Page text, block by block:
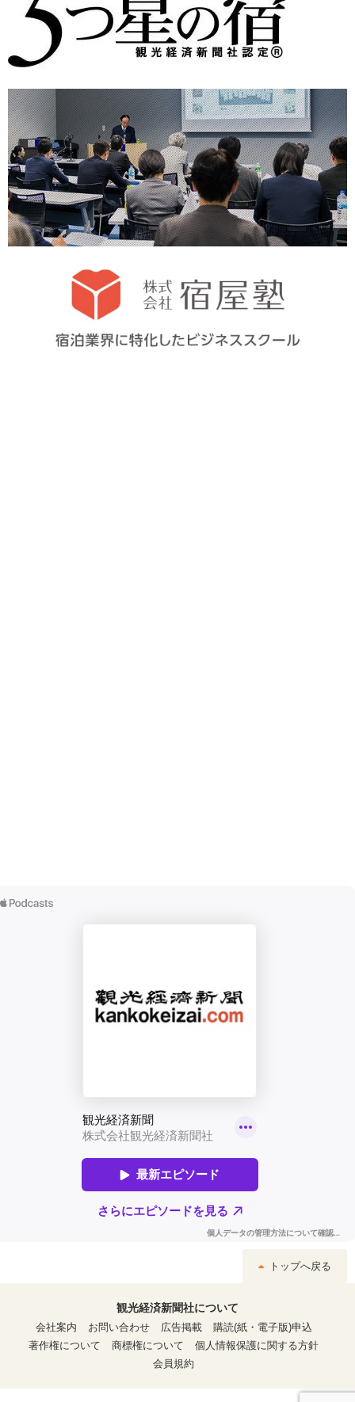
トップへ戻る
観光経済新聞社について
会社案内
お問い合わせ 広告掲載
購読(紙・電子版)申込
著作権について
商標権について
個人情報保護に関する方針
会員規約